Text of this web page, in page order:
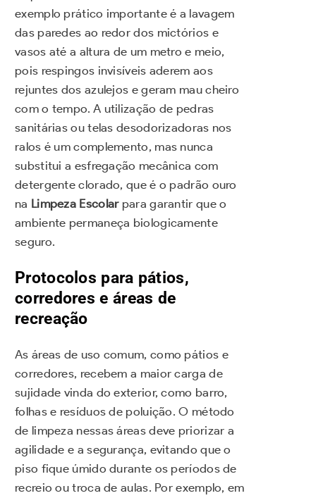
exemplo prático importante é a lavagem
das paredes ao redor dos mictórios e
vasos até a altura de um metro e meio,
pois respingos invisíveis aderem aos
rejuntes dos azulejos e geram mau cheiro
com o tempo. A utilização de pedras
sanitárias ou telas desodorizadoras nos
ralos é um complemento, mas nunca
substitui a esfregação mecânica com
detergente clorado, que é o padrão ouro
na Limpeza Escolarpara garantir que o
ambiente permaneça biologicamente
seguro.
Protocolos para pátios,
corredores e áreas de
recreação
As áreas de uso comum, como pátios e
corredores, recebem a maior carga de
sujidade vinda do exterior, como barro,
folhas e resíduos de poluição. O método
de limpeza nessas áreas deve priorizar a
agilidade e a segurança, evitando que o
piso fique úmido durante os períodos de
recreio ou troca de aulas. Por exemplo, em